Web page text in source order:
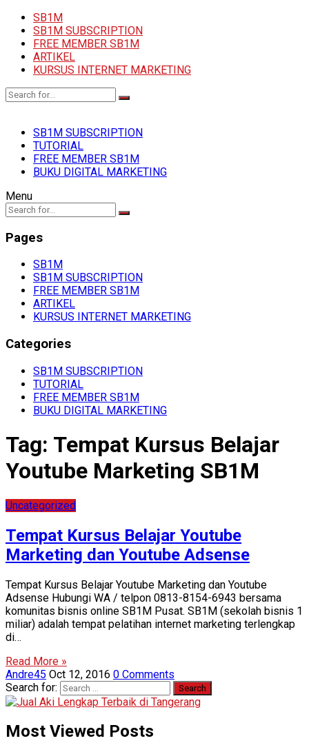
SB1M
SB1M SUBSCRIPTION
FREE MEMBER SB1M
ARTIKEL
KURSUS INTERNET MARKETING
SB1M SUBSCRIPTION
TUTORIAL
FREE MEMBER SB1M
BUKU DIGITAL MARKETING
Menu
Pages
SB1M
SB1M SUBSCRIPTION
FREE MEMBER SB1M
ARTIKEL
KURSUS INTERNET MARKETING
Categories
SB1M SUBSCRIPTION
TUTORIAL
FREE MEMBER SB1M
BUKU DIGITAL MARKETING
Tag: Tempat Kursus Belajar
Youtube Marketing SB1M
Uncategorized
Tempat Kursus Belajar Youtube
Marketing dan Youtube Adsense
Tempat Kursus Belajar Youtube Marketing dan Youtube
Adsense Hubungi WA / telpon 0813-8154-6943 bersama
komunitas bisnis online SB1M Pusat. SB1M (sekolah bisnis 1
miliar) adalah tempat pelatihan internet marketing terlengkap
di…
Read More »
Andre45 Oct 12, 2016 0 Comments
Search for:
Most Viewed Posts